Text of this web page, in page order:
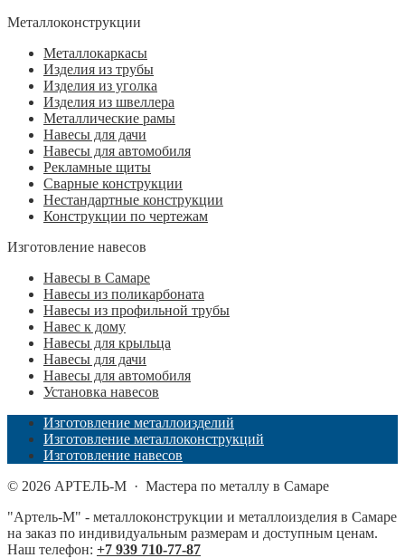
Металлоконструкции
Металлокаркасы
Изделия из трубы
Изделия из уголка
Изделия из швеллера
Металлические рамы
Навесы для дачи
Навесы для автомобиля
Рекламные щиты
Сварные конструкции
Нестандартные конструкции
Конструкции по чертежам
Изготовление навесов
Навесы в Самаре
Навесы из поликарбоната
Навесы из профильной трубы
Навес к дому
Навесы для крыльца
Навесы для дачи
Навесы для автомобиля
Установка навесов
Изготовление металлоизделий
Изготовление металлоконструкций
Изготовление навесов
© 2026 АРТЕЛЬ-М · Мастера по металлу в Самаре
"Артель-М" - металлоконструкции и металлоизделия в Самаре
на заказ по индивидуальным размерам и доступным ценам.
Наш телефон: +7 939 710-77-87